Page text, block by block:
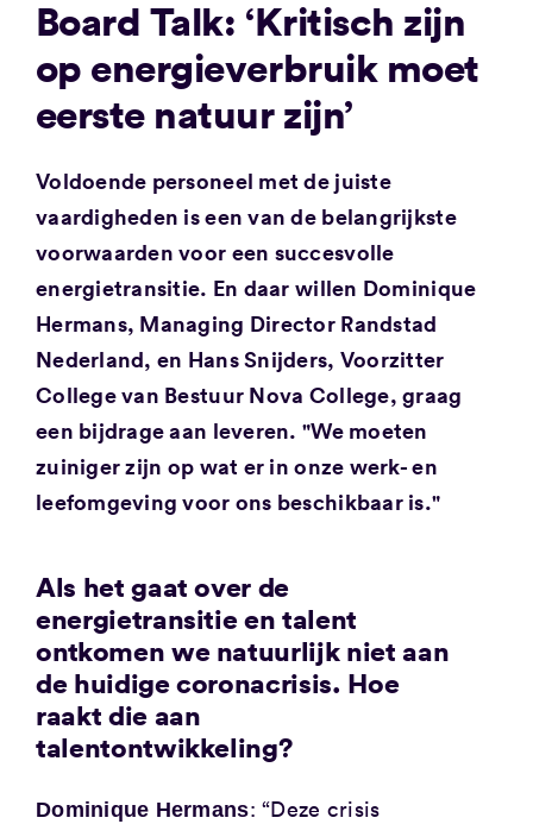
Board Talk: ‘Kritisch zijn
op energieverbruik moet
eerste natuur zijn’
Voldoende personeel met de juiste
vaardigheden is een van de belangrijkste
voorwaarden voor een succesvolle
energietransitie. En daar willen Dominique
Hermans, Managing Director Randstad
Nederland, en Hans Snijders, Voorzitter
College van Bestuur Nova College, graag
een bijdrage aan leveren. "We moeten
zuiniger zijn op wat er in onze werk- en
leefomgeving voor ons beschikbaar is."
Als het gaat over de
energietransitie en talent
ontkomen we natuurlijk niet aan
de huidige coronacrisis. Hoe
raakt die aan
talentontwikkeling?
Dominique Hermans: “Deze crisis